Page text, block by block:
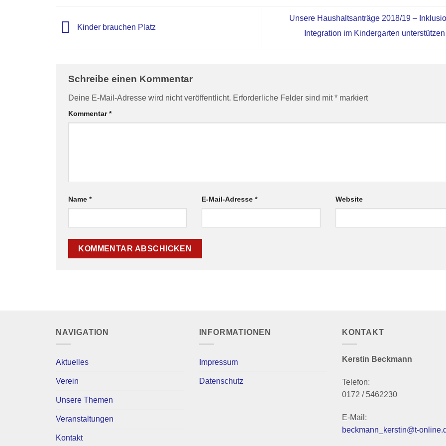
Kinder brauchen Platz
Unsere Haushaltsanträge 2018/19 –
Integration im Kindergarten unterstützen
Schreibe einen Kommentar
Deine E-Mail-Adresse wird nicht veröffentlicht. Erforderliche Felder sind mit* markiert
Kommentar*
Name * E-Mail-Adresse* Website
NAVIGATION
Aktuelles
Verein
Unsere Themen
Veranstaltungen
Kontakt
INFORMATIONEN
Impressum
Datenschutz
KONTAKT
Kerstin Beckmann
Telefon:
0172 / 5462230
E-Mail:
beckmann_kerstin@t-